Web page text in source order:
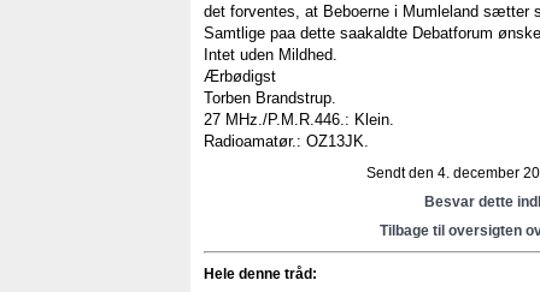
det forventes, at Beboerne i Mumleland sætter
Samtlige paa dette saakaldte Debatforum
Intet uden Mildhed.
Ærbødigst
Torben Brandstrup.
27 MHz./P.M.R.446.: Klein.
Radioamatør.: OZ13JK.
Sendt den 4. december
Besvar dette
Tilbage til oversigten
Hele denne tråd: